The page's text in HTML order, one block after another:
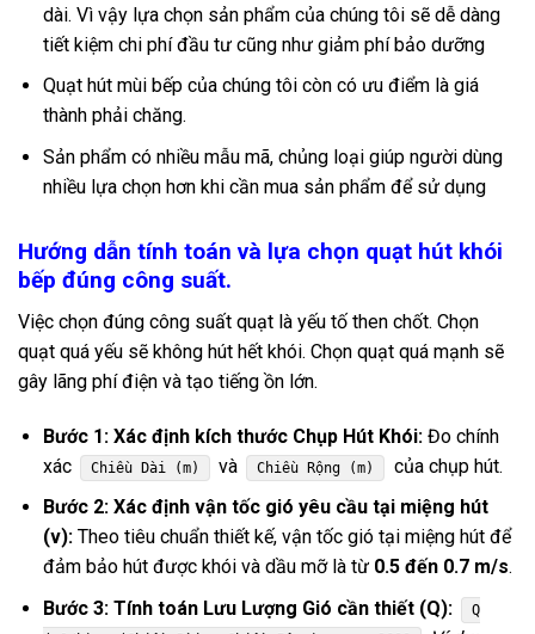
dài. Vì vậy lựa chọn sản phẩm của chúng tôi sẽ dễ dàng
tiết kiệm chi phí đầu tư cũng như giảm phí bảo dưỡng
Quạt hút mùi bếp của chúng tôi còn có ưu điểm là giá
thành phải chăng.
Sản phẩm có nhiều mẫu mã, chủng loại giúp người dùng
nhiều lựa chọn hơn khi cần mua sản phẩm để sử dụng
Hướng dẫn tính toán và lựa chọn quạt hút khói
bếp đúng công suất.
Việc chọn đúng công suất quạt là yếu tố then chốt. Chọn
quạt quá yếu sẽ không hút hết khói. Chọn quạt quá mạnh sẽ
gây lãng phí điện và tạo tiếng ồn lớn.
Bước 1: Xác định kích thước Chụp Hút Khói:Đo chính
xác
Chiều Dài (m) và Chiều Rộng (m)
của chụp hút.
Bước 2: Xác định vận tốc gió yêu cầu tại miệng hút
(v):Theo tiêu chuẩn thiết kế, vận tốc gió tại miệng hút để
đảm bảo hút được khói và dầu mỡ là từ 0.5 đến 0.7 m/s.
Bước 3: Tính toán Lưu Lượng Gió cần thiết (Q):
Q